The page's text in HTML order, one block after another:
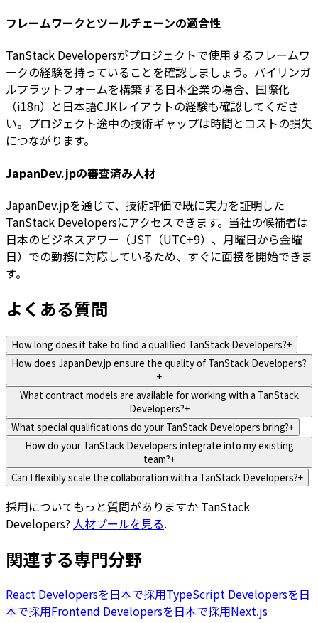
フレームワークとツールチェーンの適合性
TanStack Developersがプロジェクトで使用するフレームワ
ークの経験を持っていることを確認しましょう。バイリンガ
ルプラットフォームを構築する日本企業の場合、国際化
（i18n）と日本語CJKレイアウトの経験も確認してくださ
い。プロジェクト途中の技術ギャップは時間とコストの損失
につながります。
JapanDev.jpの審査済み人材
JapanDev.jpを通じて、技術評価で既に実力を証明した
TanStack Developersにアクセスできます。当社の候補者は
日本のビジネスアワー（JST（UTC+9）、月曜日から金曜
日）での勤務に対応しているため、すぐに面接を開始できま
す。
よくある質問
How long does it take to find a qualified TanStack Developers?+
How does JapanDev.jp ensure the quality of TanStack Developers?
+
What contract models are available for working with a TanStack
Developers?+
What special qualifications do your TanStack Developers bring?+
How do your TanStack Developers integrate into my existing
team?+
Can I flexibly scale the collaboration with a TanStack Developers?+
採用についてもっと質問がありますか TanStack
Developers? 人材プールを見る.
関連する専門分野
React Developersを日本で採用TypeScript Developersを日
本で採用Frontend Developersを日本で採用Next.js